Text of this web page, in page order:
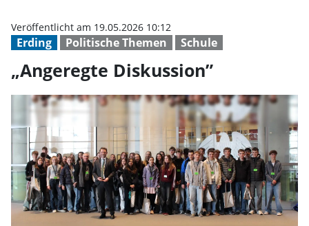
Erding Politische Themen Schule
Veröffentlicht am 19.05.2026 10:12
„Angeregte Diskussion”